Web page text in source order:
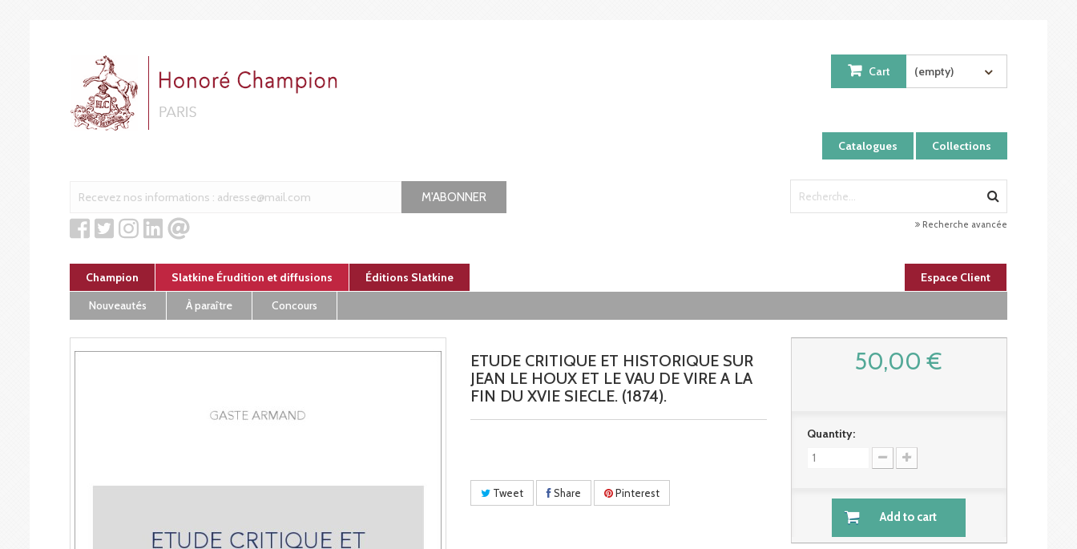
Catalogues Collections
Cart (empty)
M'ABONNER
Recherche avancée
Champion Slatkine Érudition et diffusions Éditions Slatkine
Espace Client
Nouveautés
À paraître Concours
ETUDE CRITIQUE ET HISTORIQUE SUR
JEAN LE HOUX ET LE VAU DE VIRE A LA
FIN DU XVIE SIECLE. (1874).
Tweet Share Pinterest
50,00 €
Quantity:
Add to cart